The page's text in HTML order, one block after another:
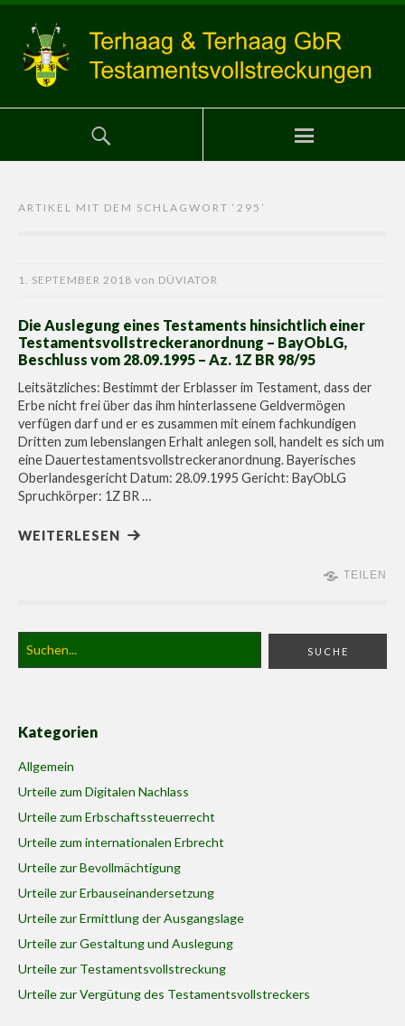
ARTIKEL MIT DEM SCHLAGWORT ‘ 295 ’
1. SEPTEMBER 2018 von DÜVIATOR
Die Auslegung eines Testaments hinsichtlich einer
Testamentsvollstreckeranordnung – BayObLG,
Beschluss vom 28.09.1995 – Az. 1Z BR 98/95
Leitsätzliches: Bestimmt der Erblasser im Testament, dass der
Erbe nicht frei über das ihm hinterlassene Geldvermögen
verfügen darf und er es zusammen mit einem fachkundigen
Dritten zum lebenslangen Erhalt anlegen soll, handelt es sich um
eine Dauertestamentsvollstreckeranordnung. Bayerisches
Oberlandesgericht Datum: 28.09.1995 Gericht: BayObLG
Spruchkörper: 1Z BR …
WEITERLESEN
TEILEN
Kategorien
Allgemein
Urteile zum Digitalen Nachlass
Urteile zum Erbschaftssteuerrecht
Urteile zum internationalen Erbrecht
Urteile zur Bevollmächtigung
Urteile zur Erbauseinandersetzung
Urteile zur Ermittlung der Ausgangslage
Urteile zur Gestaltung und Auslegung
Urteile zur Testamentsvollstreckung
Urteile zur Vergütung des Testamentsvollstreckers